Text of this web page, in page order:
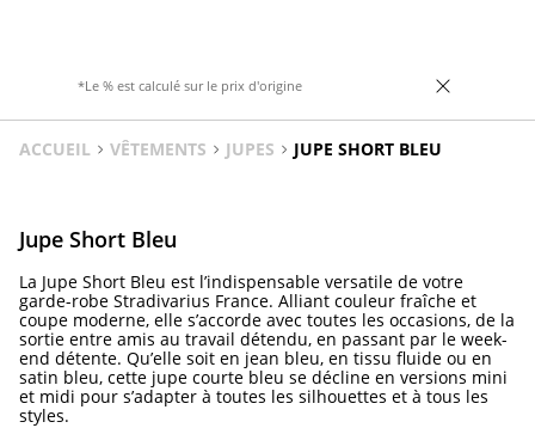
*Le % est calculé sur le prix d'origine
ACCUEIL VÊTEMENTS JUPES JUPE SHORT BLEU
Jupe Short Bleu
La Jupe Short Bleu est l’indispensable versatile de votre
garde-robe Stradivarius France. Alliant couleur fraîche et
coupe moderne, elle s’accorde avec toutes les occasions, de la
sortie entre amis au travail détendu, en passant par le week-
end détente. Qu’elle soit en jean bleu, en tissu fluide ou en
satin bleu, cette jupe courte bleu se décline en versions mini
et midi pour s’adapter à toutes les silhouettes et à tous les
styles.